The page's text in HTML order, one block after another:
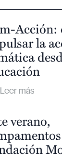
Acción:
la
verano,